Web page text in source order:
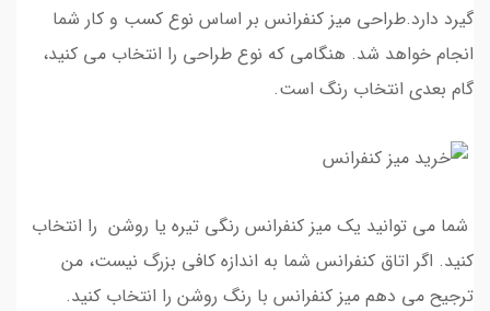
گیرد دارد.طراحی میز کنفرانس بر اساس نوع کسب و کار شما
انجام خواهد شد. هنگامی که نوع طراحی را انتخاب می کنید،
گام بعدی انتخاب رنگ است.
شما می توانید یک میز کنفرانس رنگی تیره یا روشن را انتخاب
کنید. اگر اتاق کنفرانس شما به اندازه کافی بزرگ نیست، من
ترجیح می دهم میز کنفرانس با رنگ روشن را انتخاب کنید.